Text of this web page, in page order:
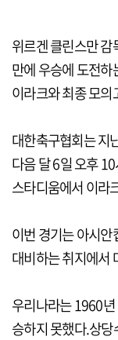
위르겐 클린스만
만에 우승에 도전
이라크와 최종 모
대한축구협회는 지
다음 달 6일 오후
스타디움에서 이라
이번 경기는 아시
대비하는 취지에서
우리나라는 1960
승하지 못했다.상